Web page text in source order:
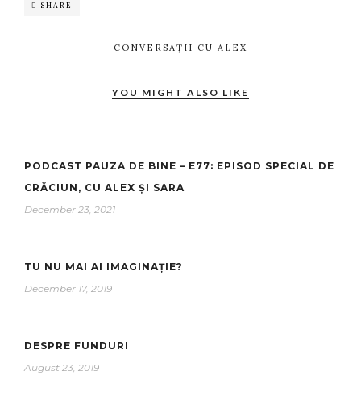
SHARE
CONVERSAȚII CU ALEX
YOU MIGHT ALSO LIKE
PODCAST PAUZA DE BINE – E77: EPISOD SPECIAL DE
CRĂCIUN, CU ALEX ȘI SARA
December 23, 2021
TU NU MAI AI IMAGINAȚIE?
December 17, 2019
DESPRE FUNDURI
August 23, 2019